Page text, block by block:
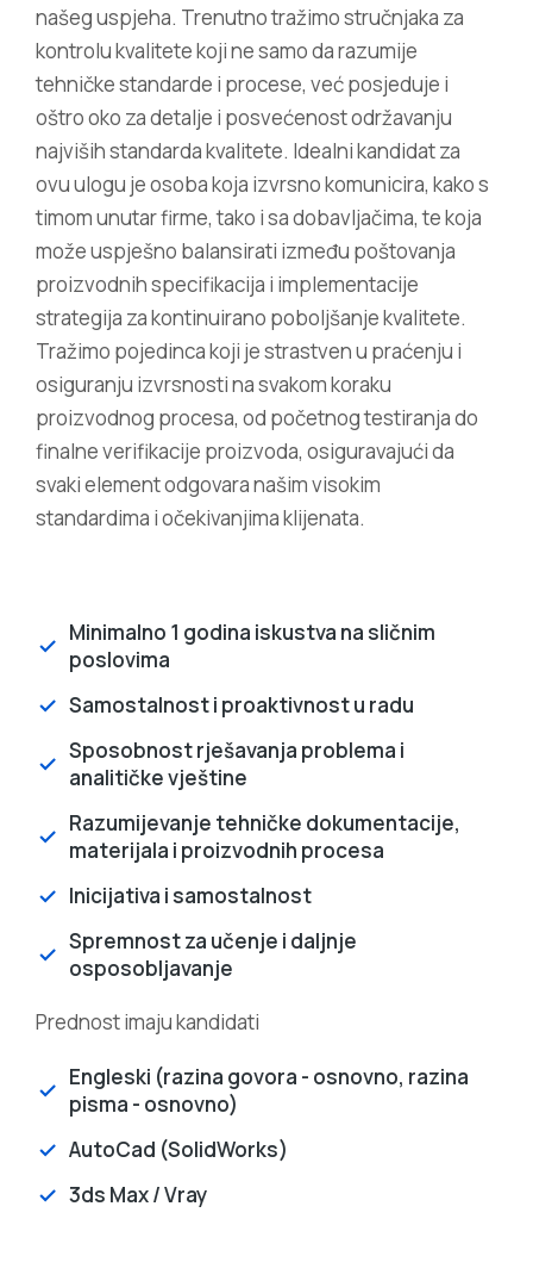
našeg uspjeha. Trenutno tražimo stručnjaka za
kontrolu kvalitete koji ne samo da razumije
tehničke standarde i procese, već posjeduje i
oštro oko za detalje i posvećenost održavanju
najviših standarda kvalitete. Idealni kandidat za
ovu ulogu je osoba koja izvrsno komunicira, kako s
timom unutar firme, tako i sa dobavljačima, te koja
može uspješno balansirati između poštovanja
proizvodnih specifikacija i implementacije
strategija za kontinuirano poboljšanje kvalitete.
Tražimo pojedinca koji je strastven u praćenju i
osiguranju izvrsnosti na svakom koraku
proizvodnog procesa, od početnog testiranja do
finalne verifikacije proizvoda, osiguravajući da
svaki element odgovara našim visokim
standardima i očekivanjima klijenata.
Minimalno 1 godina iskustva na sličnim
poslovima
Samostalnost i proaktivnost u radu
Sposobnost rješavanja problema i
analitičke vještine
Razumijevanje tehničke dokumentacije,
materijala i proizvodnih procesa
Inicijativa i samostalnost
Spremnost za učenje i daljnje
osposobljavanje
Prednost imaju kandidati
Engleski (razina govora - osnovno, razina
pisma - osnovno)
AutoCad (SolidWorks)
3ds Max / Vray